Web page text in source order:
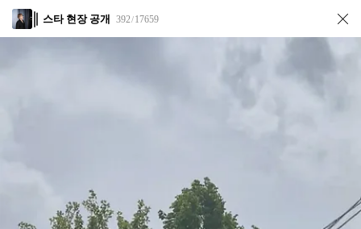
스타 현장 공개 392/17659